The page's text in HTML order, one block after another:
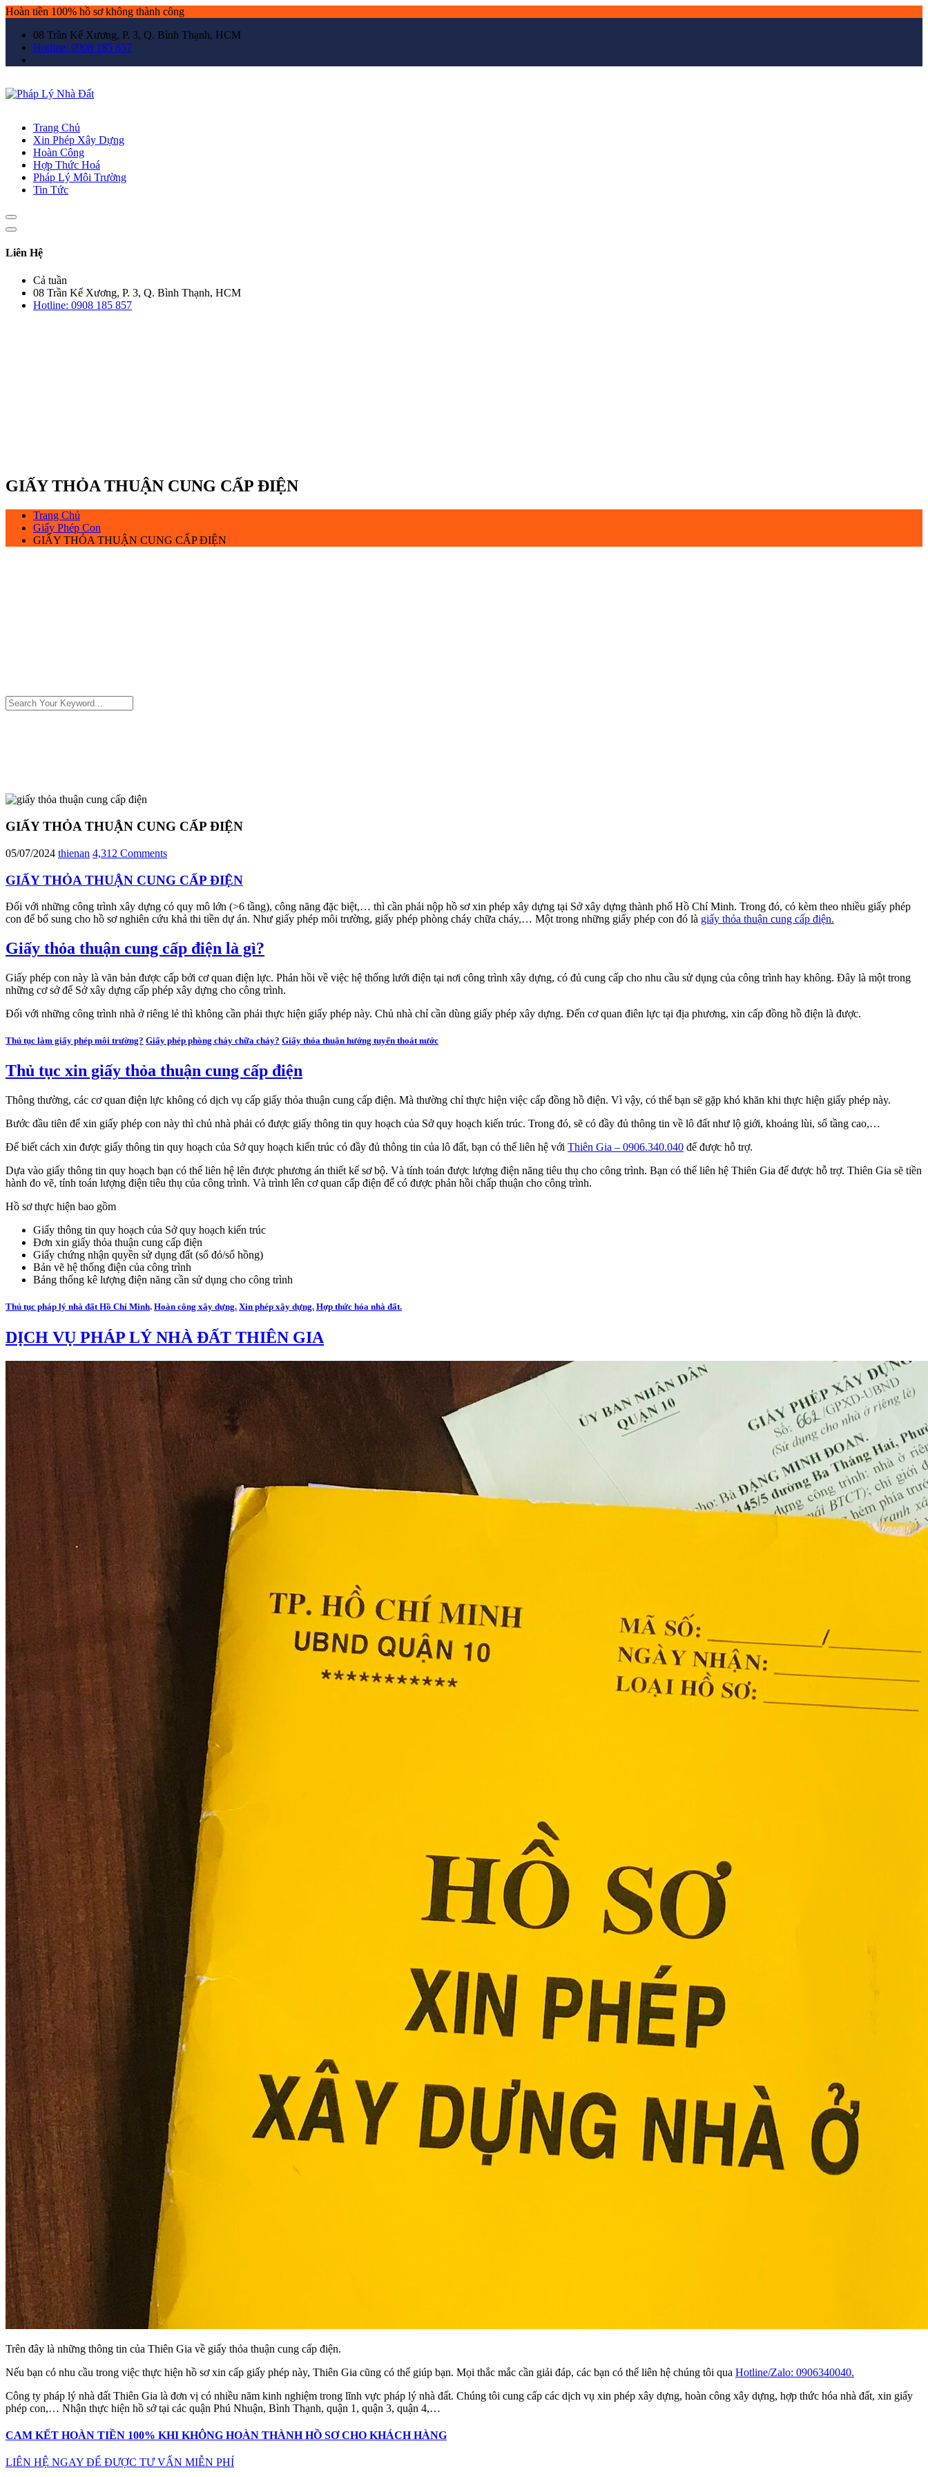
Hoàn tiền 100% hồ sơ không thành công
08 Trần Kế Xương, P. 3, Q. Bình Thạnh, HCM
Hotline: 0908 185 857
Trang Chủ
Xin Phép Xây Dựng
Hoàn Công
Hợp Thức Hoá
Pháp Lý Môi Trường
Tin Tức
Liên Hệ
Cả tuần
08 Trần Kế Xương, P. 3, Q. Bình Thạnh, HCM
Hotline: 0908 185 857
GIẤY THỎA THUẬN CUNG CẤP ĐIỆN
Trang Chủ
Giấy Phép Con
GIẤY THỎA THUẬN CUNG CẤP ĐIỆN
GIẤY THỎA THUẬN CUNG CẤP ĐIỆN
05/07/2024 thienan 4,312 Comments
GIẤY THỎA THUẬN CUNG CẤP ĐIỆN
Đối với những công trình xây dựng có quy mô lớn (>6 tầng), công năng đặc biệt,… thì cần phải nộp hồ sơ xin phép xây dựng tại Sở xây dựng thành phố Hồ Chí Minh. Trong đó, có kèm theo nhiều giấy phép
con để bổ sung cho hồ sơ nghiên cứu khả thi tiền dự án. Như giấy phép môi trường, giấy phép phòng cháy chữa cháy,… Một trong những giấy phép con đó là giấy thỏa thuận cung cấp điện.
Giấy thỏa thuận cung cấp điện là gì?
Giấy phép con này là văn bản được cấp bởi cơ quan điện lực. Phản hồi về việc hệ thống lưới điện tại nơi công trình xây dựng, có đủ cung cấp cho nhu cầu sử dụng của công trình hay không. Đây là một trong
những cơ sở để Sở xây dựng cấp phép xây dựng cho công trình.
Đối với những công trình nhà ở riêng lẻ thì không cần phải thực hiện giấy phép này. Chủ nhà chỉ cần dùng giấy phép xây dựng. Đến cơ quan điên lực tại địa phương, xin cấp đồng hồ điện là được.
Thủ tục làm giấy phép môi trường? Giấy phép phòng cháy chữa cháy? Giấy thỏa thuận hướng tuyến thoát nước
Thủ tục xin giấy thỏa thuận cung cấp điện
Thông thường, các cơ quan điện lực không có dịch vụ cấp giấy thỏa thuận cung cấp điện. Mà thường chỉ thực hiện việc cấp đồng hồ điện. Vì vậy, có thể bạn sẽ gặp khó khăn khi thực hiện giấy phép này.
Bước đầu tiên để xin giấy phép con này thì chủ nhà phải có được giấy thông tin quy hoạch của Sở quy hoạch kiến trúc. Trong đó, sẽ có đầy đủ thông tin về lô đất như lộ giới, khoảng lùi, số tầng cao,…
Để biết cách xin được giấy thông tin quy hoạch của Sở quy hoạch kiến trúc có đầy đủ thông tin của lô đất, bạn có thể liên hệ với Thiên Gia – 0906.340.040 để được hỗ trợ.
Dựa vào giấy thông tin quy hoạch bạn có thể liên hệ lên được phương án thiết kế sơ bộ. Và tính toán được lượng điện năng tiêu thụ cho công trình. Bạn có thể liên hệ Thiên Gia để được hỗ trợ. Thiên Gia sẽ tiền
hành đo vẽ, tính toán lượng điện tiêu thụ của công trình. Và trình lên cơ quan cấp điện để có được phản hồi chấp thuận cho công trình.
Hồ sơ thực hiện bao gồm
Giấy thông tin quy hoạch của Sở quy hoạch kiến trúc
Đơn xin giấy thỏa thuận cung cấp điện
Giấy chứng nhận quyền sử dụng đất (sổ đỏ/sổ hồng)
Bản vẽ hệ thống điện của công trình
Bảng thống kê lượng điện năng cần sử dụng cho công trình
Thủ tục pháp lý nhà đất Hồ Chí Minh. Hoàn công xây dựng. Xin phép xây dựng. Hợp thức hóa nhà đất.
DỊCH VỤ PHÁP LÝ NHÀ ĐẤT THIÊN GIA
Trên đây là những thông tin của Thiên Gia về giấy thỏa thuận cung cấp điện.
Nếu bạn có nhu cầu trong việc thực hiện hồ sơ xin cấp giấy phép này, Thiên Gia cũng có thể giúp bạn. Mọi thắc mắc cần giải đáp, các bạn có thể liên hệ chúng tôi qua Hotline/Zalo: 0906340040.
Công ty pháp lý nhà đất Thiên Gia là đơn vị có nhiều năm kinh nghiệm trong lĩnh vực pháp lý nhà đất. Chúng tôi cung cấp các dịch vụ xin phép xây dựng, hoàn công xây dựng, hợp thức hóa nhà đất, xin giấy
phép con,… Nhận thực hiện hồ sở tại các quận Phú Nhuận, Bình Thạnh, quận 1, quận 3, quận 4,…
CAM KẾT HOÀN TIỀN 100% KHI KHÔNG HOÀN THÀNH HỒ SƠ CHO KHÁCH HÀNG
LIÊN HỆ NGAY ĐỂ ĐƯỢC TƯ VẤN MIỄN PHÍ